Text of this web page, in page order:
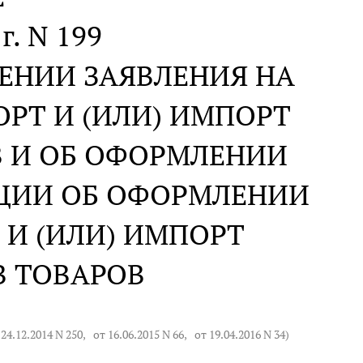
N 199
ЗАЯВЛЕНИЯ НА
И (ИЛИ) ИМПОРТ
И ОБ ОФОРМЛЕНИИ
ОБ ОФОРМЛЕНИИ
И (ИЛИ) ИМПОРТ
ТОВАРОВ
N 250, от 16.06.2015 N 66, от 19.04.2016 N 34)